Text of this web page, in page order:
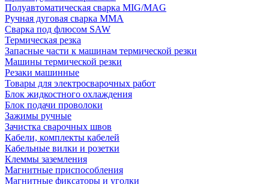
Полуавтоматическая сварка MIG/MAG
Ручная дуговая сварка MMA
Сварка под флюсом SAW
Термическая резка
Запасные части к машинам термической резки
Машины термической резки
Резаки машинные
Товары для электросварочных работ
Блок жидкостного охлаждения
Блок подачи проволоки
Зажимы ручные
Зачистка сварочных швов
Кабели, комплекты кабелей
Кабельные вилки и розетки
Клеммы заземления
Магнитные приспособления
Магнитные фиксаторы и уголки